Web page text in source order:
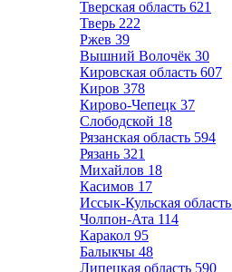
Тверская область 621
Тверь 222
Ржев 39
Вышний Волочёк 30
Кировская область 607
Киров 378
Кирово-Чепецк 37
Слободской 18
Рязанская область 594
Рязань 321
Михайлов 18
Касимов 17
Иссык-Кульская область
Чолпон-Ата 114
Каракол 95
Балыкчы 48
Липецкая область 590